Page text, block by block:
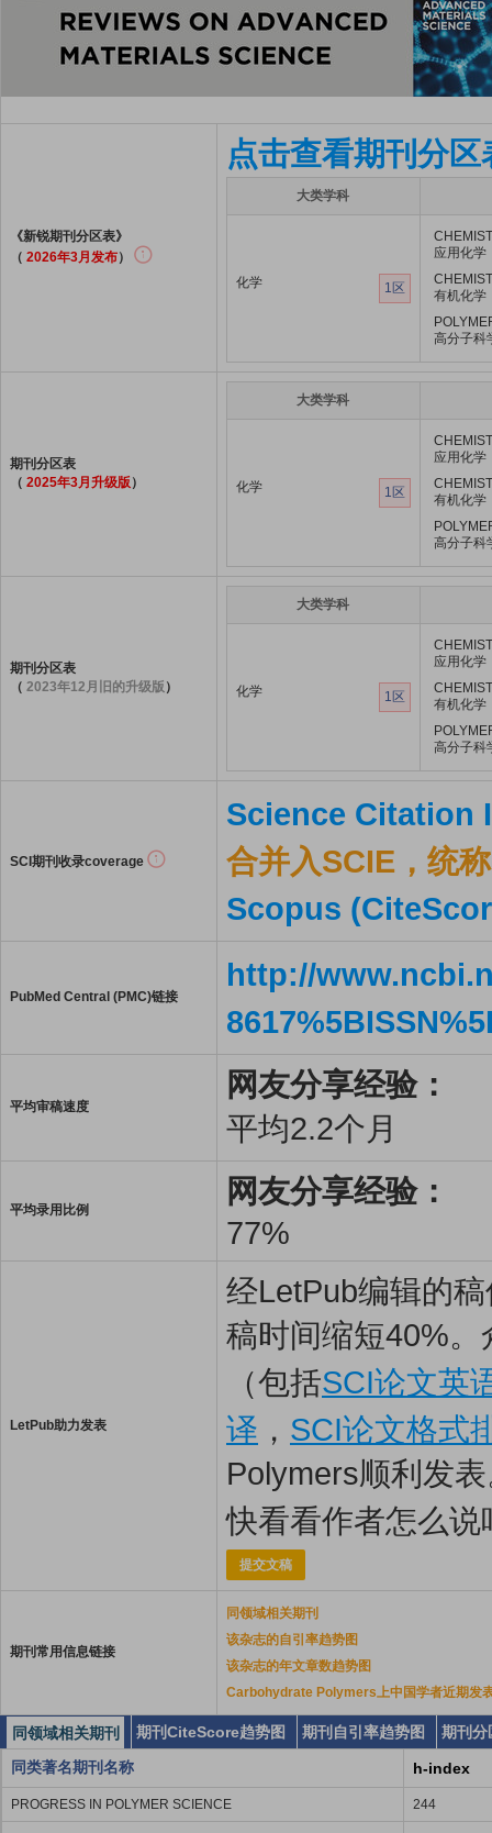
《新锐期刊分区表》
（ 2026年3月发布）
点击查看期刊分区
大类学科
化学 1区
应用化学
有机化学
高分子科
期刊分区表
（ 2025年3月升级版）
大类学科
化学 1区
应用化学
有机化学
高分子科
期刊分区表
（ 2023年12月旧的升级版 ）
大类学科
化学 1区
应用化学
有机化学
高分子科
SCI期刊收录coverage
Science Citation
合并入SCIE，统
Scopus
PubMed Central (PMC)链接
http://
平均审稿速度
网友分享经验：
平均2.2个月
平均录用比例
网友分享经验：
77%
LetPub助力发表
经LetPub编辑的
稿时间缩短40%
（包括SCI论文英
译 ， SCI论文格式
Polymers顺利发
快看看作者怎么说
提交文稿
期刊常用信息链接
同领域相关期刊
该杂志的自引率趋势图
该杂志的年文章数趋势图
Carbohydrate Polymers上中国学者近期发
同领域相关期刊 期刊CiteScore趋势图 期刊自引率趋势图
期刊分
同类著名期刊名称
h-index
PROGRESS IN POLYMER SCIENCE 244